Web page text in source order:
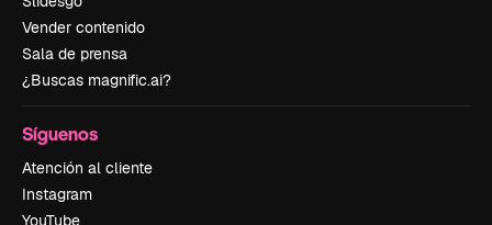
Vender contenido
Sala de prensa
¿Buscas magnific.ai?
Síguenos
Atención al cliente
Instagram
YouTube